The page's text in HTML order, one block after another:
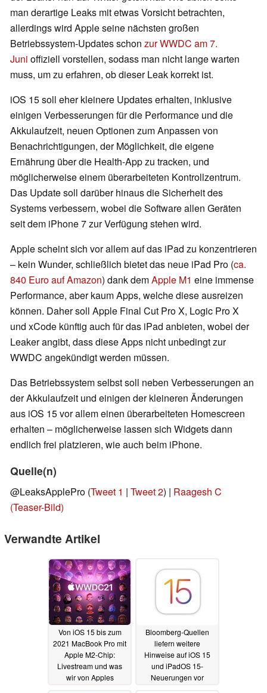
man derartige Leaks mit etwas Vorsicht betrachten,
allerdings wird Apple seine nächsten großen
Betriebssystem-Updates schon zur WWDC am 7.
Juni offiziell vorstellen, sodass man nicht lange warten
muss, um zu erfahren, ob dieser Leak korrekt ist.
iOS 15 soll eher kleinere Updates erhalten, inklusive
einigen Verbesserungen für die Performance und die
Akkulaufzeit, neuen Optionen zum Anpassen von
Benachrichtigungen, der Möglichkeit, die eigene
Ernährung über die Health-App zu tracken, und
möglicherweise einem überarbeiteten Kontrollzentrum.
Das Update soll darüber hinaus die Sicherheit des
Systems verbessern, wobei die Software allen Geräten
seit dem iPhone 7 zur Verfügung stehen wird.
Apple scheint sich vor allem auf das iPad zu konzentrieren
– kein Wunder, schließlich bietet das neue iPad Pro (ca.
840 Euro auf Amazon) dank demApple M1 eine immense
Performance, aber kaum Apps, welche diese ausreizen
können. Daher soll Apple Final Cut Pro X, Logic Pro X
und xCode künftig auch für das iPad anbieten, wobei der
Leaker angibt, dass diese Apps nicht unbedingt zur
WWDC angekündigt werden müssen.
Das Betriebssystem selbst soll neben Verbesserungen an
der Akkulaufzeit und einigen der kleineren Änderungen
aus iOS 15 vor allem einen überarbeiteten Homescreen
erhalten – möglicherweise lassen sich Widgets dann
endlich frei platzieren, wie auch beim iPhone.
Quelle(n)
@LeaksApplePro (Tweet 1 | Tweet 2) | Raagesh C
(Teaser-Bild)
Verwandte Artikel
Von iOS 15 bis zum
2021 MacBook Pro mit
Apple M2-Chip:
Livestream und was
wir von Apples
Bloomberg-Quellen
liefern weitere
Hinweise auf iOS 15
und iPadOS 15-
Neuerungen vor